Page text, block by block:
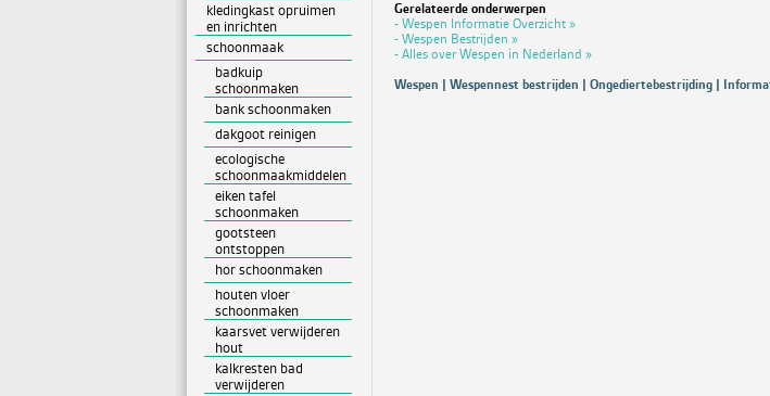
Gerelateerde onderwerpen
- Wespen Informatie Overzicht »
- Wespen Bestrijden »
- Alles over Wespen in Nederland »
Wespen | Wespennest bestrijden | Ongediertebestrijding |
kledingkast opruimen
en inrichten
schoonmaak
badkuip
schoonmaken
bank schoonmaken
dakgoot reinigen
ecologische
schoonmaakmiddelen
eiken tafel
schoonmaken
gootsteen
ontstoppen
hor schoonmaken
houten vloer
schoonmaken
kaarsvet verwijderen
hout
kalkresten bad
verwijderen